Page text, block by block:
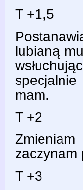
T +1,5
lubianą
mam.
T +2
zaczynam
T +3